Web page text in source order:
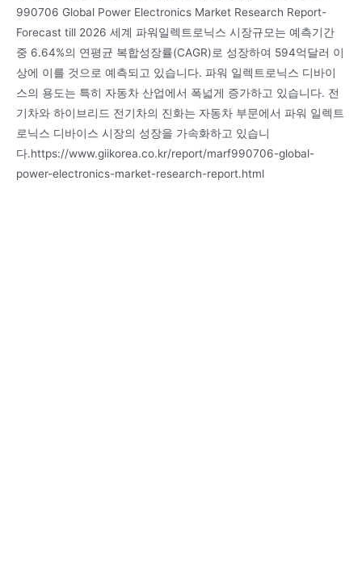
990706 Global Power Electronics Market Research Report-
Forecast till 2026 세계 파워일렉트로닉스 시장규모는 예측기간
중 6.64%의 연평균 복합성장률(CAGR)로 성장하여 594억달러 이
상에 이를 것으로 예측되고 있습니다. 파워 일렉트로닉스 디바이
스의 용도는 특히 자동차 산업에서 폭넓게 증가하고 있습니다. 전
기차와 하이브리드 전기차의 진화는 자동차 부문에서 파워 일렉트
로닉스 디바이스 시장의 성장을 가속화하고 있습니
다.https://www.giikorea.co.kr/report/marf990706-global-
power-electronics-market-research-report.html